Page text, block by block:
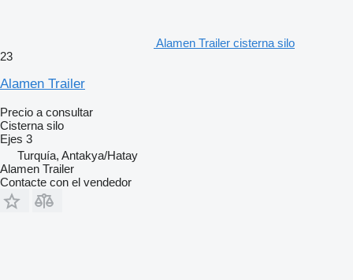
Alamen Trailer cisterna silo
23
Alamen Trailer
Precio a consultar
Cisterna silo
Ejes 3
Turquía, Antakya/Hatay
Alamen Trailer
Contacte con el vendedor